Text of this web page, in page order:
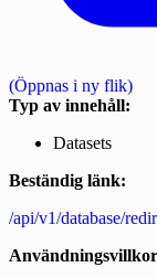
(Öppnas i ny flik)
Typ av innehåll:
Datasets
Beständig länk:
/api/v1/database/